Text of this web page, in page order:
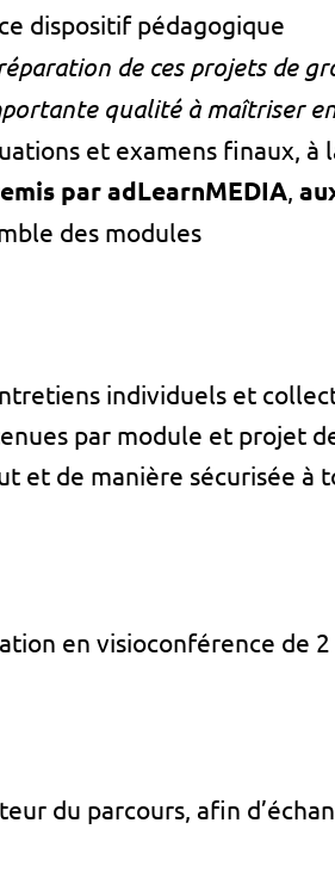
dispositif pédagogique
de ces projets de
qualité à maîtriser
et examens finaux, à
par adLearnMEDIA
des modules
individuels et
par module et projet
et de manière sécurisée à
en visioconférence de
du parcours, afin